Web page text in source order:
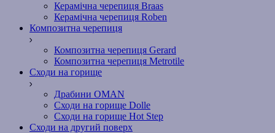
Керамічна черепиця Braas
Керамічна черепиця Roben
Композитна черепиця
Композитна черепиця Gerard
Композитна черепиця Metrotile
Сходи на горище
Драбини OMAN
Сходи на горище Dolle
Сходи на горище Hot Step
Сходи на другий поверх